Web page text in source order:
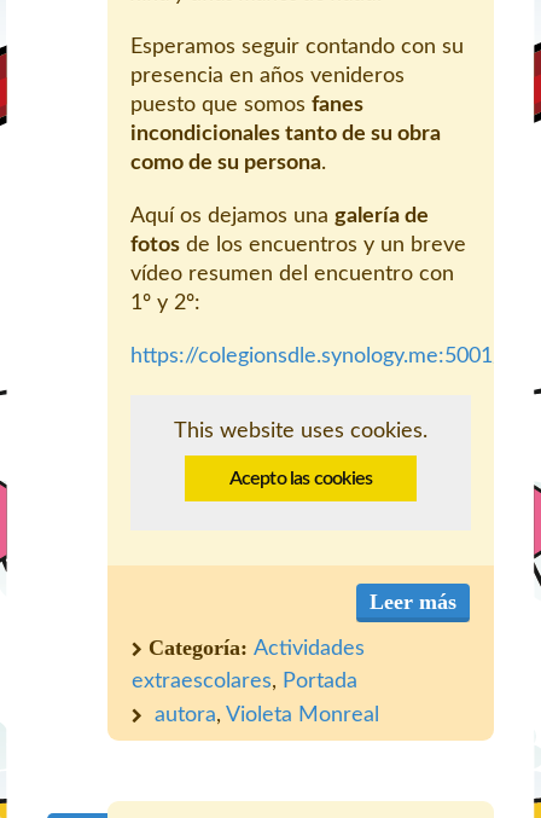
Esperamos seguir contando con su
presencia en años venideros
puesto que somos fanes
incondicionales tanto de su obra
como de su persona.
Aquí os dejamos una galería de
fotos de los encuentros y un breve
vídeo resumen del encuentro con
1º y 2º:
https://colegionsdle.synology.me:5001/
This website uses cookies.
Acepto las cookies
Leer más
Categoría: Actividades
extraescolares, Portada
autora, Violeta Monreal